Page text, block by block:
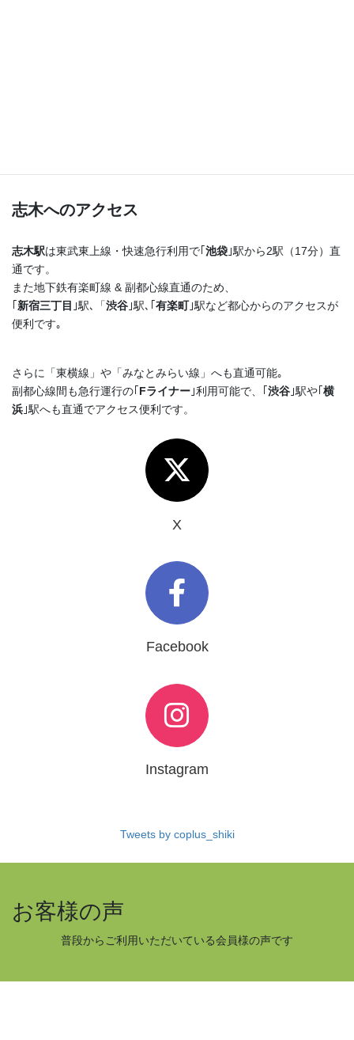
志木へのアクセス
志木駅は東武東上線・快速急行利用で｢ 池袋 ｣駅から2駅（17分）直
通です。
また地下鉄有楽町線 & 副都心線直通のため、
新宿三丁目 ｣駅､「渋谷 ｣駅､｢ 有楽町｣駅など都心からのアクセスが
便利です｡
さらに「東横線」や「みなとみらい線」へも直通可能｡
副都心線間も急行運行の｢ Fライナー ｣利用可能で、｢ 渋谷 ｣駅や｢ 横
浜 ｣駅へも直通でアクセス便利です。
X
Facebook
Instagram
Tweets by coplus_shiki
お客様の声
普段からご利用いただいている会員様の声です